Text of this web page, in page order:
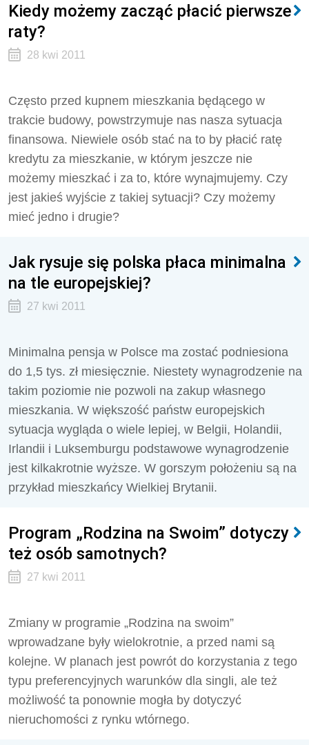
Kiedy możemy zacząć płacić pierwsze
raty?
28 kwi 2011
Często przed kupnem mieszkania będącego w
trakcie budowy, powstrzymuje nas nasza sytuacja
finansowa. Niewiele osób stać na to by płacić ratę
kredytu za mieszkanie, w którym jeszcze nie
możemy mieszkać i za to, które wynajmujemy. Czy
jest jakieś wyjście z takiej sytuacji? Czy możemy
mieć jedno i drugie?
Jak rysuje się polska płaca minimalna
na tle europejskiej?
27 kwi 2011
Minimalna pensja w Polsce ma zostać podniesiona
do 1,5 tys. zł miesięcznie. Niestety wynagrodzenie na
takim poziomie nie pozwoli na zakup własnego
mieszkania. W większość państw europejskich
sytuacja wygląda o wiele lepiej, w Belgii, Holandii,
Irlandii i Luksemburgu podstawowe wynagrodzenie
jest kilkakrotnie wyższe. W gorszym położeniu są na
przykład mieszkańcy Wielkiej Brytanii.
Program „Rodzina na Swoim” dotyczy
też osób samotnych?
27 kwi 2011
Zmiany w programie „Rodzina na swoim”
wprowadzane były wielokrotnie, a przed nami są
kolejne. W planach jest powrót do korzystania z tego
typu preferencyjnych warunków dla singli, ale też
możliwość ta ponownie mogła by dotyczyć
nieruchomości z rynku wtórnego.